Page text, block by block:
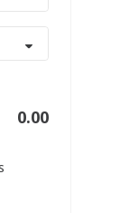
0.00